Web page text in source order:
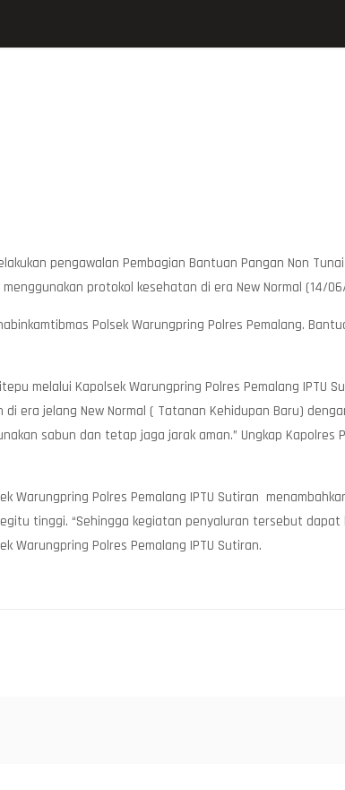
pengawalan Pembagian Bantuan Pangan Non
protokol kesehatan di era New Normal (14/
Polsek Warungpring Polres Pemalang.
melalui Kapolsek Warungpring Polres Pemalang
era jelang New Normal ( Tatanan Kehidupan Baru)
sabun dan tetap jaga jarak aman.” Ungkap Kapolres
Warungpring Polres Pemalang IPTU Sutiran
tinggi. “Sehingga kegiatan penyaluran tersebut dapat
Warungpring Polres Pemalang IPTU Sutiran.